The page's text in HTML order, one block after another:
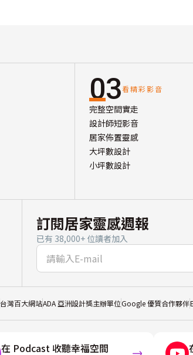
03看精彩影音
完整空間實走
設計師短影音
居家佈置靈感
大坪數設計
小坪數設計
訂閱居家靈感週報
已有 38,000+ 位讀者加入
台灣百大網站ADA 亞洲設計獎主辦單位Google 優質合作夥伴
在 Podcast 收聽幸福空間